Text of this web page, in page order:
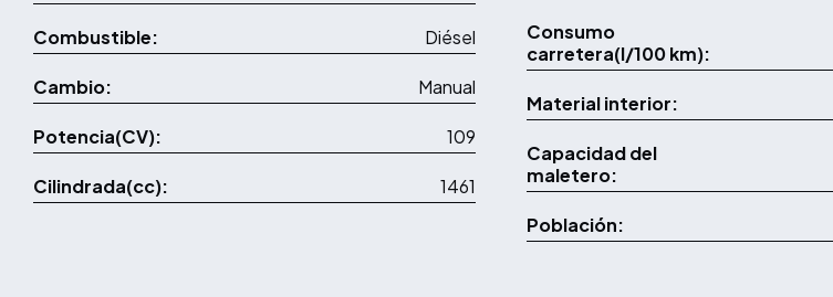
Combustible: Diésel
Cambio: Manual
Potencia(CV): 109
Cilindrada(cc): 1461
Consumo
carretera(l/100 km):
Material interior:
Capacidad del
maletero:
Población: